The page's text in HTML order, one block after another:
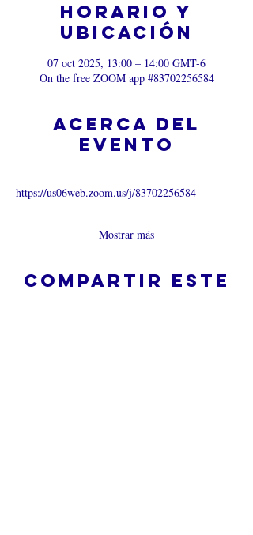
Horario y
ubicación
07 oct 2025, 13:00 – 14:00 GMT-6
On the free ZOOM app #83702256584
Acerca del
evento
https://us06web.zoom.us/j/83702256584
Mostrar más
Compartir este